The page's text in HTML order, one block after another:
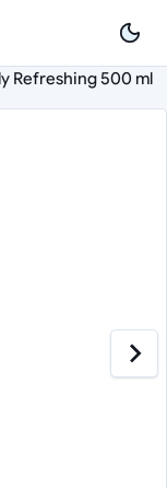
Refreshing 500 ml